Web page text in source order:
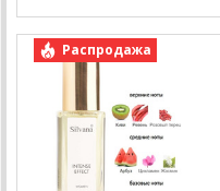
Распродажа